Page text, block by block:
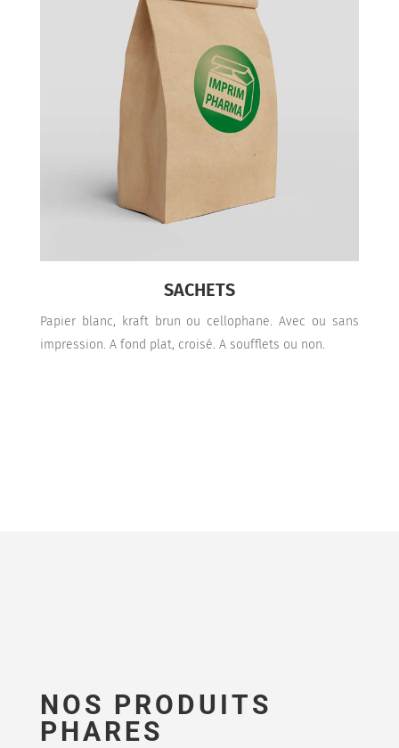
SACHETS
Papier blanc, kraft brun ou cellophane. Avec ou sans
impression. A fond plat, croisé. A soufflets ou non.
NOS PRODUITS
PHARES